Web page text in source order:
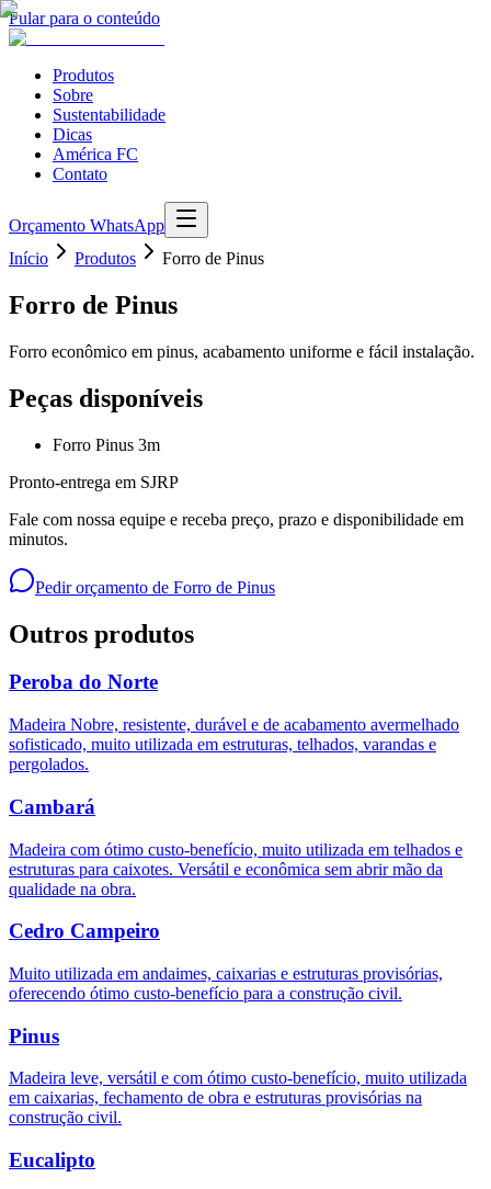
Pular para o conteúdo
Produtos
Sobre
Sustentabilidade
Dicas
América FC
Contato
Orçamento WhatsApp
Início
Produtos Forro de Pinus
Forro de Pinus
Forro econômico em pinus, acabamento uniforme e fácil instalação.
Peças disponíveis
Forro Pinus 3m
Pronto-entrega em SJRP
Fale com nossa equipe e receba preço, prazo e disponibilidade em
minutos.
Pedir orçamento de Forro de Pinus
Outros produtos
Peroba do Norte
Madeira Nobre, resistente, durável e de acabamento avermelhado
sofisticado, muito utilizada em estruturas, telhados, varandas e
pergolados.
Cambará
Madeira com ótimo custo-benefício, muito utilizada em telhados e
estruturas para caixotes. Versátil e econômica sem abrir mão da
qualidade na obra.
Cedro Campeiro
Muito utilizada em andaimes, caixarias e estruturas provisórias,
oferecendo ótimo custo-benefício para a construção civil.
Pinus
Madeira leve, versátil e com ótimo custo-benefício, muito utilizada
em caixarias, fechamento de obra e estruturas provisórias na
construção civil.
Eucalipto